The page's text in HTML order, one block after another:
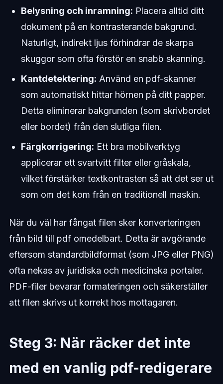
Belysning och inramning: Placera alltid ditt
dokument på en kontrasterande bakgrund.
Naturligt, indirekt ljus förhindrar de skarpa
skuggor som ofta förstör en snabb skanning.
Kantdetektering: Använd en pdf-skanner
som automatiskt hittar hörnen på ditt papper.
Detta eliminerar bakgrunden (som skrivbordet
eller bordet) från den slutliga filen.
Färgkorrigering: Ett bra mobilverktyg
applicerar ett svartvitt filter eller gråskala,
vilket förstärker textkontrasten så att det ser ut
som om det kom från en traditionell maskin.
När du väl har fångat filen sker konverteringen
från bild till pdf omedelbart. Detta är avgörande
eftersom standardbildformat (som JPG eller PNG)
ofta nekas av juridiska och medicinska portaler.
PDF-filer bevarar formateringen och säkerställer
att filen skrivs ut korrekt hos mottagaren.
Steg 3: När räcker det inte
med en vanlig pdf-redigerare